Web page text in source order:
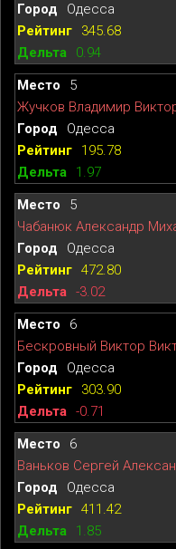
Одесса
345.68
0.94
5
Жучков Владимир
Одесса
195.78
1.97
5
Чабанюк Александр
Одесса
472.80
-3.02
6
Бескровный Виктор
Одесса
303.90
-0.71
6
Ваньков Сергей
Одесса
411.42
1.85